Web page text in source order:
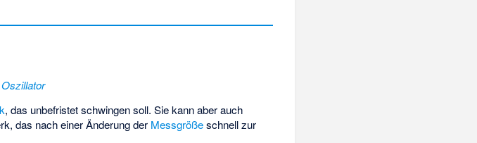
, das unbefristet schwingen soll. Sie kann aber auch
das nach einer Änderung der Messgrößeschnell zur